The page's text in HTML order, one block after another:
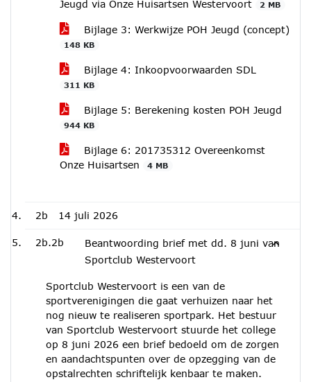
Jeugd via Onze Huisartsen Westervoort
2 MB
Bijlage 3: Werkwijze POH Jeugd (concept)
148 KB
Bijlage 4: Inkoopvoorwaarden SDL
311 KB
Bijlage 5: Berekening kosten POH Jeugd
944 KB
Bijlage 6: 201735312 Overeenkomst
Onze Huisartsen
4 MB
2b 14 juli 2026
2b.2b
Beantwoording brief met dd. 8 juni van
Sportclub Westervoort
Sportclub Westervoort is een van de
sportverenigingen die gaat verhuizen naar het
nog nieuw te realiseren sportpark. Het bestuur
van Sportclub Westervoort stuurde het college
op 8 juni 2026 een brief bedoeld om de zorgen
en aandachtspunten over de opzegging van de
opstalrechten schriftelijk kenbaar te maken.